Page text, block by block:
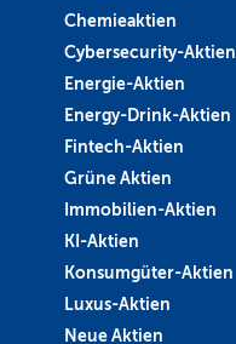
Chemieaktien
Cybersecurity-Aktien
Energie-Aktien
Energy-Drink-Aktien
Fintech-Aktien
Grüne Aktien
Immobilien-Aktien
KI-Aktien
Konsumgüter-Aktien
Luxus-Aktien
Neue Aktien